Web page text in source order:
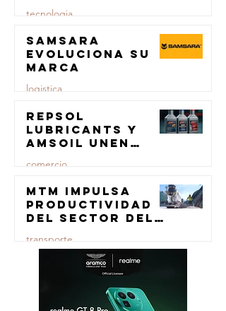
tecnologia
23 jul
Samsara
evoluciona su
marca
logistica
23 jul
Repsol
Lubricants y
AMSOIL unen
lubricación
comercio
23 jul
MTM impulsa
productividad
del sector del
manufactura
certificada
transporte